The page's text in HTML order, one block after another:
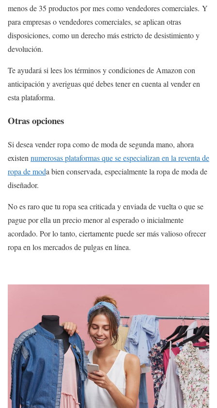
menos de 35 productos por mes como vendedores comerciales. Y
para empresas o vendedores comerciales, se aplican otras
disposiciones, como un derecho más estricto de desistimiento y
devolución.
Te ayudará si lees los términos y condiciones de Amazon con
anticipación y averiguas qué debes tener en cuenta al vender en
esta plataforma.
Otras opciones
Si desea vender ropa como de moda de segunda mano, ahora
existen numerosas plataformas que se especializan en la reventa de
ropa de moda bien conservada, especialmente la ropa de moda de
diseñador.
No es raro que tu ropa sea criticada y enviada de vuelta o que se
pague por ella un precio menor al esperado o inicialmente
acordado. Por lo tanto, ciertamente puede ser más valioso ofrecer
ropa en los mercados de pulgas en línea.